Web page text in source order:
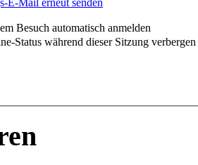
Besuch automatisch anmelden
Status während dieser Sitzung verbergen